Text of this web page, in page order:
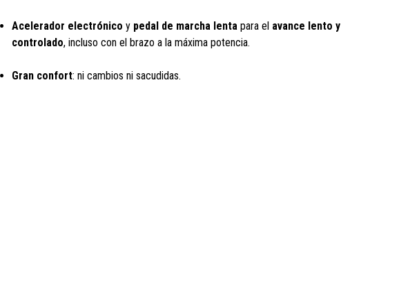
Acelerador electrónico y pedal de marcha lentapara el avance lento y
controlado, incluso con el brazo a la máxima potencia.
Gran confort: ni cambios ni sacudidas.